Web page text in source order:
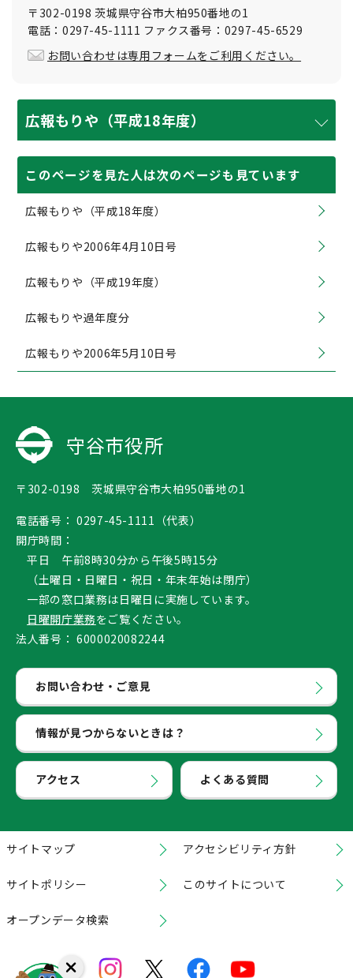
〒302-0198 茨城県守谷市大柏950番地の1
電話：0297-45-1111 ファクス番号：0297-45-6529
お問い合わせは専用フォームをご利用ください。
広報もりや（平成18年度）
このページを見た人は次のページも見ています
広報もりや（平成18年度）
広報もりや2006年4月10日号
広報もりや（平成19年度）
広報もりや過年度分
広報もりや2006年5月10日号
守谷市役所
〒302-0198 茨城県守谷市大柏950番地の1
電話番号： 0297-45-1111（代表）
開庁時間：
平日 午前8時30分から午後5時15分
（土曜日・日曜日・祝日・年末年始は閉庁）
一部の窓口業務は日曜日に実施しています。
日曜開庁業務をご覧ください。
法人番号： 6000020082244
お問い合わせ・ご意見
情報が見つからないときは？
アクセス よくある質問
サイトマップ アクセシビリティ方針
サイトポリシー このサイトについて
オープンデータ検索